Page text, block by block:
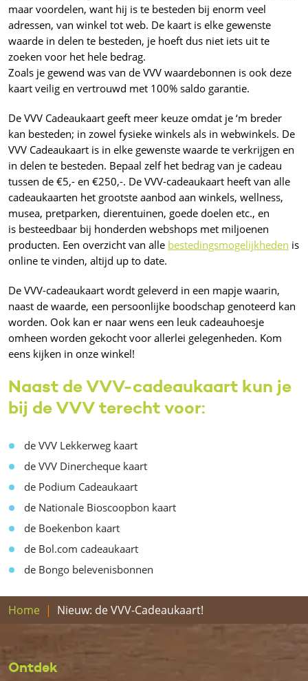
maar voordelen, want hij is te besteden bij enorm veel
adressen, van winkel tot web. De kaart is elke gewenste
waarde in delen te besteden, je hoeft dus niet iets uit te
zoeken voor het hele bedrag.
Zoals je gewend was van de VVV waardebonnen is ook deze
kaart veilig en vertrouwd met 100% saldo garantie.
De VVV Cadeaukaart geeft meer keuze omdat je ‘m breder
kan besteden; in zowel fysieke winkels als in webwinkels. De
VVV Cadeaukaart is in elke gewenste waarde te verkrijgen en
in delen te besteden. Bepaal zelf het bedrag van je cadeau
tussen de €5,- en €250,-. De VVV-cadeaukaart heeft van alle
cadeaukaarten het grootste aanbod aan winkels, wellness,
musea, pretparken, dierentuinen, goede doelen etc., en
is besteedbaar bij honderden webshops met miljoenen
producten. Een overzicht van alle bestedingsmogelijkheden is
online te vinden, altijd up to date.
De VVV-cadeaukaart wordt geleverd in een mapje waarin,
naast de waarde, een persoonlijke boodschap genoteerd kan
worden. Ook kan er naar wens een leuk cadeauhoesje
omheen worden gekocht voor allerlei gelegenheden. Kom
eens kijken in onze winkel!
Naast de VVV-cadeaukaart kun je
bij de VVV terecht voor:
de VVV Lekkerweg kaart
de VVV Dinercheque kaart
de Podium Cadeaukaart
de Nationale Bioscoopbon kaart
de Boekenbon kaart
de Bol.com cadeaukaart
de Bongo belevenisbonnen
Home Nieuw: de VVV-Cadeaukaart!
Ontdek